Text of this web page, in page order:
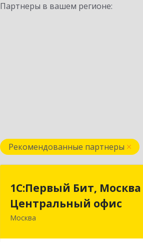
Партнеры в вашем регионе:
Рекомендованные партнеры
1С:Первый Бит, Москва
Центральный офис
Москва
1С:Первый Бит,
Центральный
г. Москва, ул. Воронцовская, д.